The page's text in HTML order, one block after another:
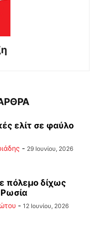
ελίτ σε φαύλο
- 29 Ιουνίου, 2026
πόλεμο δίχως
- 12 Ιουνίου, 2026